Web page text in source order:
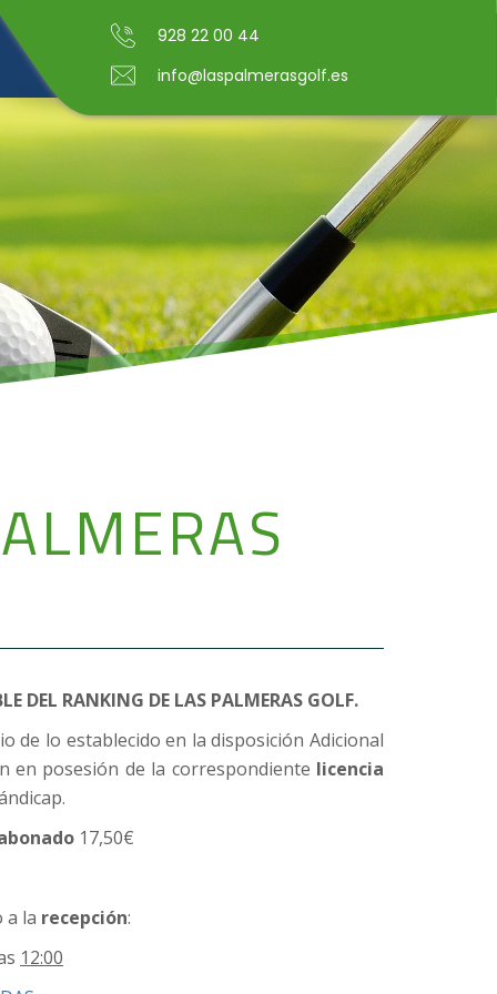
928 22 00 44
info@laspalmerasgolf.es
DEL RANKING DE LAS PALMERAS GOLF.
de lo establecido en la disposición Adicional
en posesión de la correspondiente licencia
17,50€
a la recepción:
12:00